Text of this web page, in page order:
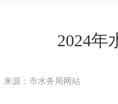
2024年
来源：市水务局网站